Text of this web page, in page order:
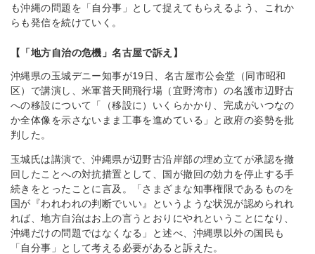
も沖縄の問題を「自分事」として捉えてもらえるよう、これか
らも発信を続けていく。
【「地方自治の危機」名古屋で訴え】
沖縄県の玉城デニー知事が19日、名古屋市公会堂（同市昭和
区）で講演し、米軍普天間飛行場（宜野湾市）の名護市辺野古
への移設について「（移設に）いくらかかり、完成がいつなの
か全体像を示さないまま工事を進めている」と政府の姿勢を批
判した。
玉城氏は講演で、沖縄県が辺野古沿岸部の埋め立てが承認を撤
回したことへの対抗措置として、国が撤回の効力を停止する手
続きをとったことに言及。「さまざまな知事権限であるものを
国が『われわれの判断でいい』というような状況が認められれ
れば、地方自治はお上の言うとおりにやれということになり、
沖縄だけの問題ではなくなる」と述べ、沖縄県以外の国民も
「自分事」として考える必要があると訴えた。